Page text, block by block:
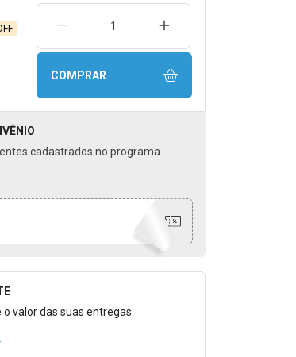
REMOVER UMA UNIDADEAUMENTAR UMA
COMPRAR
cadastrados no programa
o Frete
o valor das suas entregas